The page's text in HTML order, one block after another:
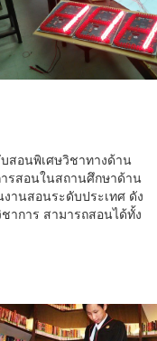
สอนพิเศษวิชาทางด้าน
รสอนในสถานศึกษาด้าน
านสอนระดับประเทศ ดัง
การ สามารถสอนได้ทั้ง